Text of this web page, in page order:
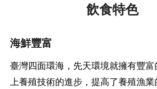
飲食特色
海鮮豐富
臺灣四面環海，先天環境就擁有豐富
上養殖技術的進步，提高了養殖漁業